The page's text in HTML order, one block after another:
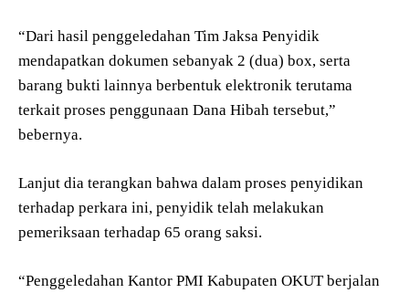
“Dari hasil penggeledahan Tim Jaksa Penyidik
mendapatkan dokumen sebanyak 2 (dua) box, serta
barang bukti lainnya berbentuk elektronik terutama
terkait proses penggunaan Dana Hibah tersebut,”
bebernya.
Lanjut dia terangkan bahwa dalam proses penyidikan
terhadap perkara ini, penyidik telah melakukan
pemeriksaan terhadap 65 orang saksi.
“Penggeledahan Kantor PMI Kabupaten OKUT berjalan